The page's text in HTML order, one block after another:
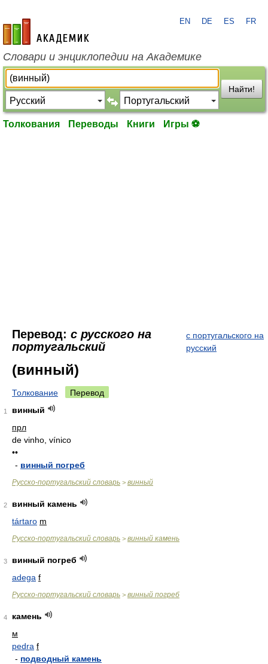
academic.ru
EN DE ES FR
Словари и энциклопедии на Академике
Найти!
Толкования Переводы Книги Игры ⚽
Перевод: с русского на
португальский
с португальского на
русский
(винный)
Толкование Перевод
1
винный
прл
de vinho, vínico
••
- винный погреб
Русско-португальский словарь > винный
2
винный камень
tártaro m
Русско-португальский словарь > винный камень
3
винный погреб
adega f
Русско-португальский словарь > винный погреб
4
камень
м
pedra f
- подводный камень